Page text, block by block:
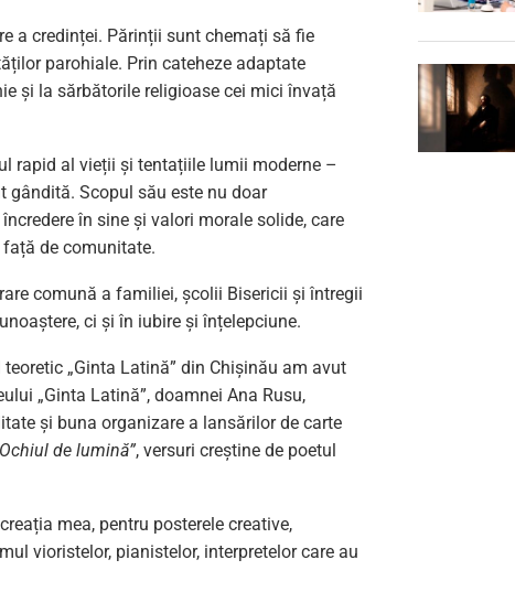
a credinței. Părinții sunt chemați să fie
parohiale. Prin cateheze adaptate
și la sărbătorile religioase cei mici învață
rapid al vieții și tentațiile lumii moderne –
Scopul său este nu doar
în sine și valori morale solide, care
de comunitate.
comună a familiei, școlii Bisericii și întregii
ci și în iubire și înțelepciune.
„Ginta Latină” din Chișinău am avut
„Ginta Latină”, doamnei Ana Rusu,
și buna organizare a lansărilor de carte
de lumină”, versuri creștine de poetul
mea, pentru posterele creative,
vioristelor, pianistelor, interpretelor care au